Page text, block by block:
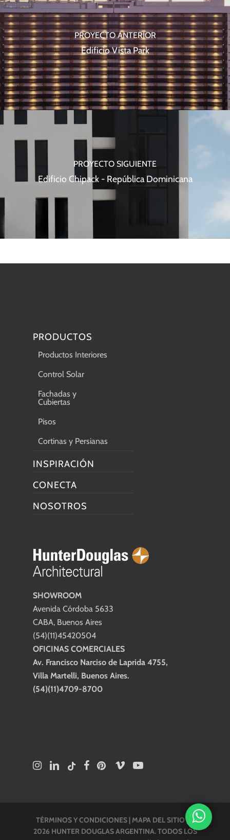
PROYECTO ANTERIOR
Edificio Vista Park
PROYECTO SIGUIENTE
Edificio Chipack - República Dominicana
SHOWROOM
Avenida Córdoba 5633
CABA, Buenos Aires
(54)(11)45420504
OFICINAS COMERCIALES
Av. Francisco Narciso de Laprida 4755,
Villa Martelli, Buenos Aires.
(54)(11)4709-8700
PRODUCTOS
Productos Interiores
Control Solar
Fachadas y
Cubiertas
Pisos
Cortinas y Persianas
INSPIRACIÓN
CONECTA
NOSOTROS
TÉRMINOS Y CONDICIONES|MAPA DEL SITIO| ©
2026 HUNTER DOUGLAS ARGENTINA. TODOS LOS